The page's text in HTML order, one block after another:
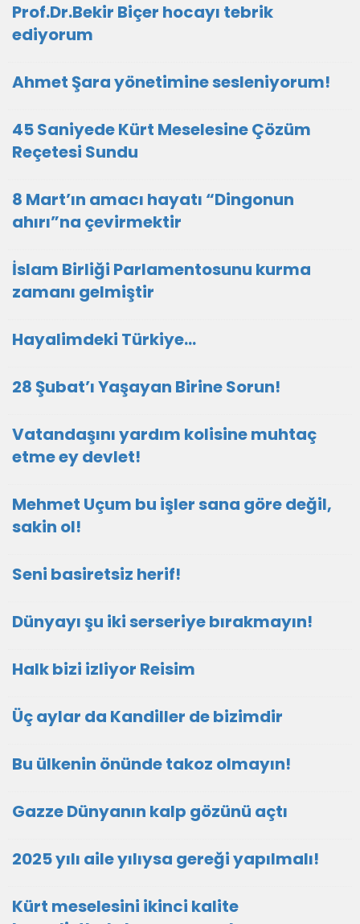
Prof.Dr.Bekir Biçer hocayı tebrik
ediyorum
Ahmet Şara yönetimine sesleniyorum!
45 Saniyede Kürt Meselesine Çözüm
Reçetesi Sundu
8 Mart’ın amacı hayatı “Dingonun
ahırı”na çevirmektir
İslam Birliği Parlamentosunu kurma
zamanı gelmiştir
Hayalimdeki Türkiye…
28 Şubat’ı Yaşayan Birine Sorun!
Vatandaşını yardım kolisine muhtaç
etme ey devlet!
Mehmet Uçum bu işler sana göre değil,
sakin ol!
Seni basiretsiz herif!
Dünyayı şu iki serseriye bırakmayın!
Halk bizi izliyor Reisim
Üç aylar da Kandiller de bizimdir
Bu ülkenin önünde takoz olmayın!
Gazze Dünyanın kalp gözünü açtı
2025 yılı aile yılıysa gereği yapılmalı!
Kürt meselesini ikinci kalite